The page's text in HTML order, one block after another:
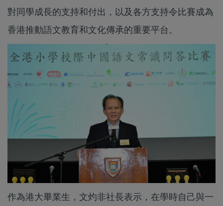
對同學成長的支持和付出，以及各方支持令比賽成為
香港推動語文教育和文化傳承的重要平台。
作為港大畢業生，文灼非社長表示，在學時自己與一